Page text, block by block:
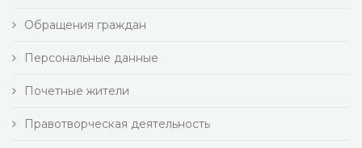
Обращения граждан
Персональные данные
Почетные жители
Правотворческая деятельность